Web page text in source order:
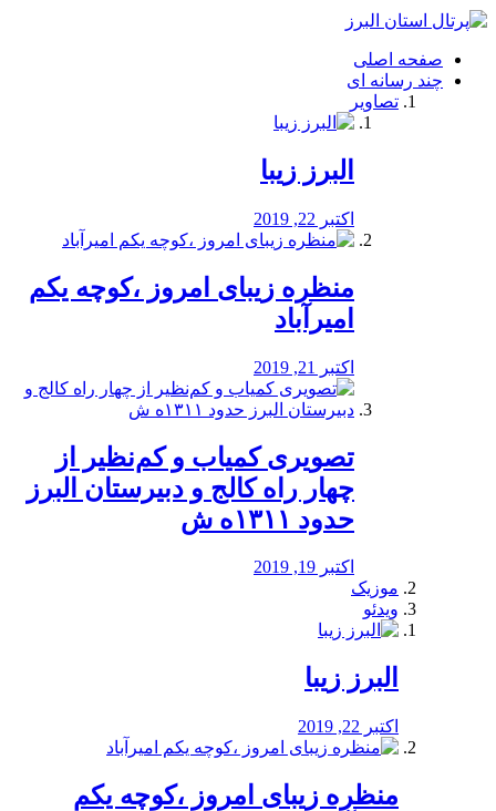
فصد
شرق
تهران
خشکشویی
صفحه اصلی
چند رسانه ای
تصاویر
البرز زیبا
اکتبر 22, 2019
منظره‌‌ زیبای امروز ،کوچه یکم
امیرآباد
اکتبر 21, 2019
️تصویری کمیاب و کم‌نظیر از
چهار راه كالج و دبيرستان البرز
حدود ۱۳۱۱ه ش
اکتبر 19, 2019
موزیک
ویدئو
البرز زیبا
اکتبر 22, 2019
منظره‌‌ زیبای امروز ،کوچه یکم